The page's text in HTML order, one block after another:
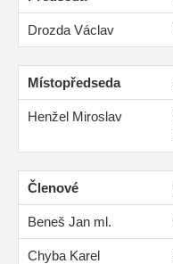
Drozda Václav
Místopředseda
Henžel Miroslav
Členové
Beneš Jan ml.
Chyba Karel